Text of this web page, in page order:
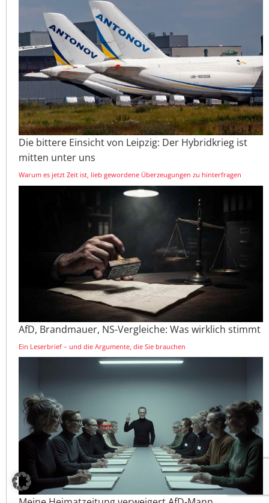
Die bittere Einsicht von Leipzig: Der Hybridkrieg ist
mitten unter uns
Warum es jetzt Zeit ist, lieb gewordene Überzeugungen zu hinterfragen
AfD, Brandmauer, NS-Vergleiche: Was wirklich stimmt
Ein Leserbrief – und die Argumente, die Sie brauchen